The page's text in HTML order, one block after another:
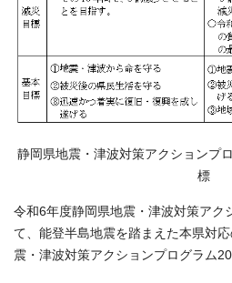
静岡県地震・津波対策アクションプ
標
令和6年度静岡県地震・津波対策アク
て、能登半島地震を踏まえた本県対
震・津波対策アクションプログラム